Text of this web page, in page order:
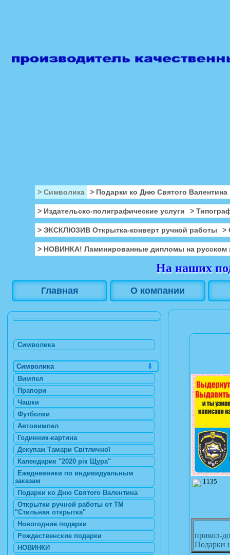
> Символика > Подарки ко Дню Святого Валентина
> Издательско-полиграфические услуги >
> ЭКСКЛЮЗИВ Открытка-конверт ручной работы >
> НОВИНКА! Ламинированные дипломы на русском
На наших
Главная О компании
1135
прикол-
Подарки
Символика
Символика
Вимпел
Прапори
Чашки
Футболки
Автовимпел
Годинник-картина
Декупаж Тамари Світличної
Календарик "2020 рік Щура"
Ежедневники по индивидуальным
заказам
Подарки ко Дню Святого Валентина
Открытки ручной работы от ТМ
"Стильная открытка"
Новогодние подарки
Рождественские подарки
НОВИНКИ